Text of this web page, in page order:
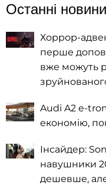
Останні новини
Хоррор-
перше
вже можуть
Audi A2 e-
економію,
Інсайдер:
навушники
дешевше,